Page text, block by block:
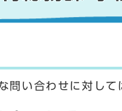
問い合わせに対して